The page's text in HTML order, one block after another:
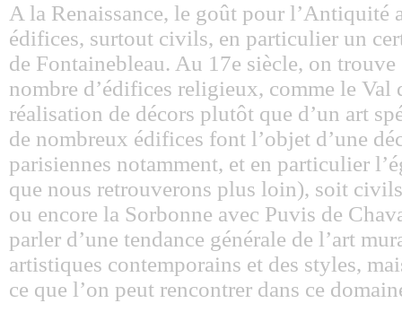
A la Renaissance, le goût pour l’Antiquité
édifices, surtout civils, en particulier un
de Fontainebleau. Au 17e siècle, on
nombre d’édifices religieux, comme le Val
réalisation de décors plutôt que d’un art
de nombreux édifices font l’objet d’une
parisiennes notamment, et en particulier
que nous retrouverons plus loin), soit
ou encore la Sorbonne avec Puvis de
parler d’une tendance générale de l’art
artistiques contemporains et des styles,
ce que l’on peut rencontrer dans ce